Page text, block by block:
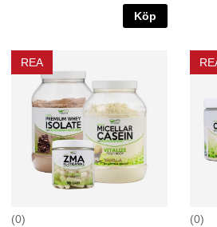
Köp
REA
0 0